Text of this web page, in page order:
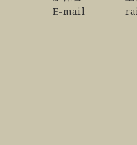
E-mail